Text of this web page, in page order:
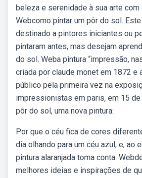
beleza e serenidade à sua arte
Webcomo pintar um pôr do sol.
destinado a pintores iniciantes ou
pintaram antes, mas desejam
do sol. Weba pintura “impressão,
criada por claude monet em 1872 e
público pela primeira vez na
impressionistas em paris, em 15 de
pôr do sol, uma nova pintura:
Por que o céu fica de cores
dia olhando para um céu azul, e, ao
pintura alaranjada toma conta.
melhores ideias e inspirações de